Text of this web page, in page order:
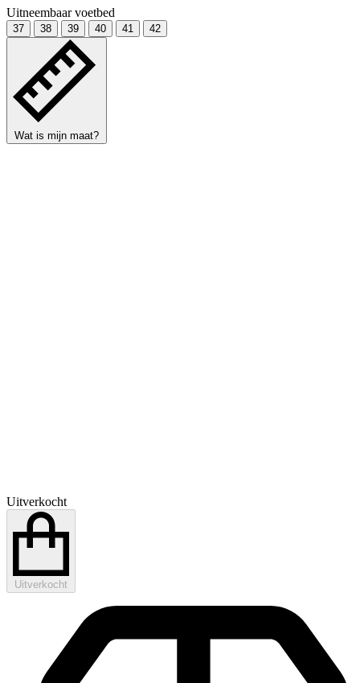
Uitneembaar voetbed
37 38 39 40 41 42
Wat is mijn maat?
Uitverkocht
Uitverkocht